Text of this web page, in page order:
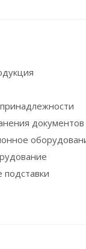
документов
подставки